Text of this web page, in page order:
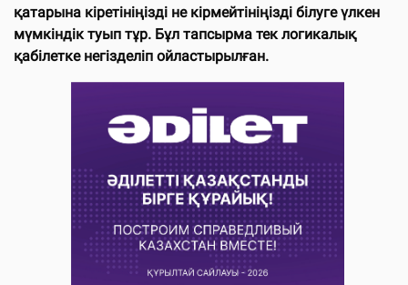
қатарына кіретініңізді не кірмейтініңізді білуге үлкен
мүмкіндік туып тұр. Бұл тапсырма тек логикалық
қабілетке негізделіп ойластырылған.